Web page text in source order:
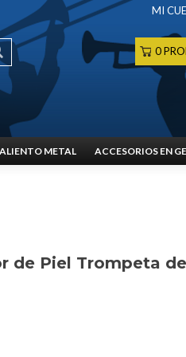
MI
0
METAL ACCESORIOS EN
de Piel Trompeta